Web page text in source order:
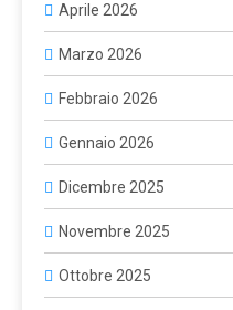
Aprile 2026
Marzo 2026
Febbraio 2026
Gennaio 2026
Dicembre 2025
Novembre 2025
Ottobre 2025